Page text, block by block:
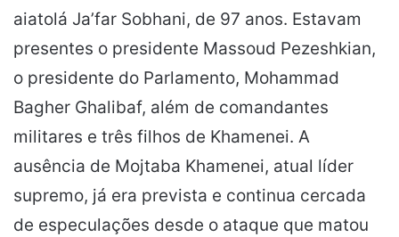
aiatolá Ja’far Sobhani, de 97 anos. Estavam
presentes o presidente Massoud Pezeshkian,
o presidente do Parlamento, Mohammad
Bagher Ghalibaf, além de comandantes
militares e três filhos de Khamenei. A
ausência de Mojtaba Khamenei, atual líder
supremo, já era prevista e continua cercada
de especulações desde o ataque que matou